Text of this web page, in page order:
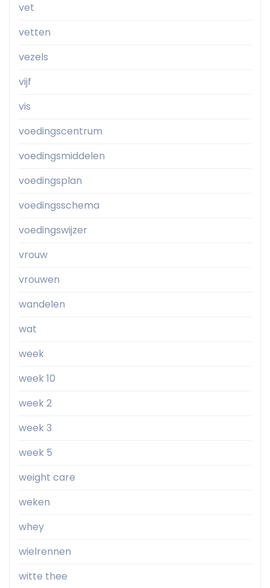
vet
vetten
vezels
vijf
vis
voedingscentrum
voedingsmiddelen
voedingsplan
voedingsschema
voedingswijzer
vrouw
vrouwen
wandelen
wat
week
week 10
week 2
week 3
week 5
weight care
weken
whey
wielrennen
witte thee